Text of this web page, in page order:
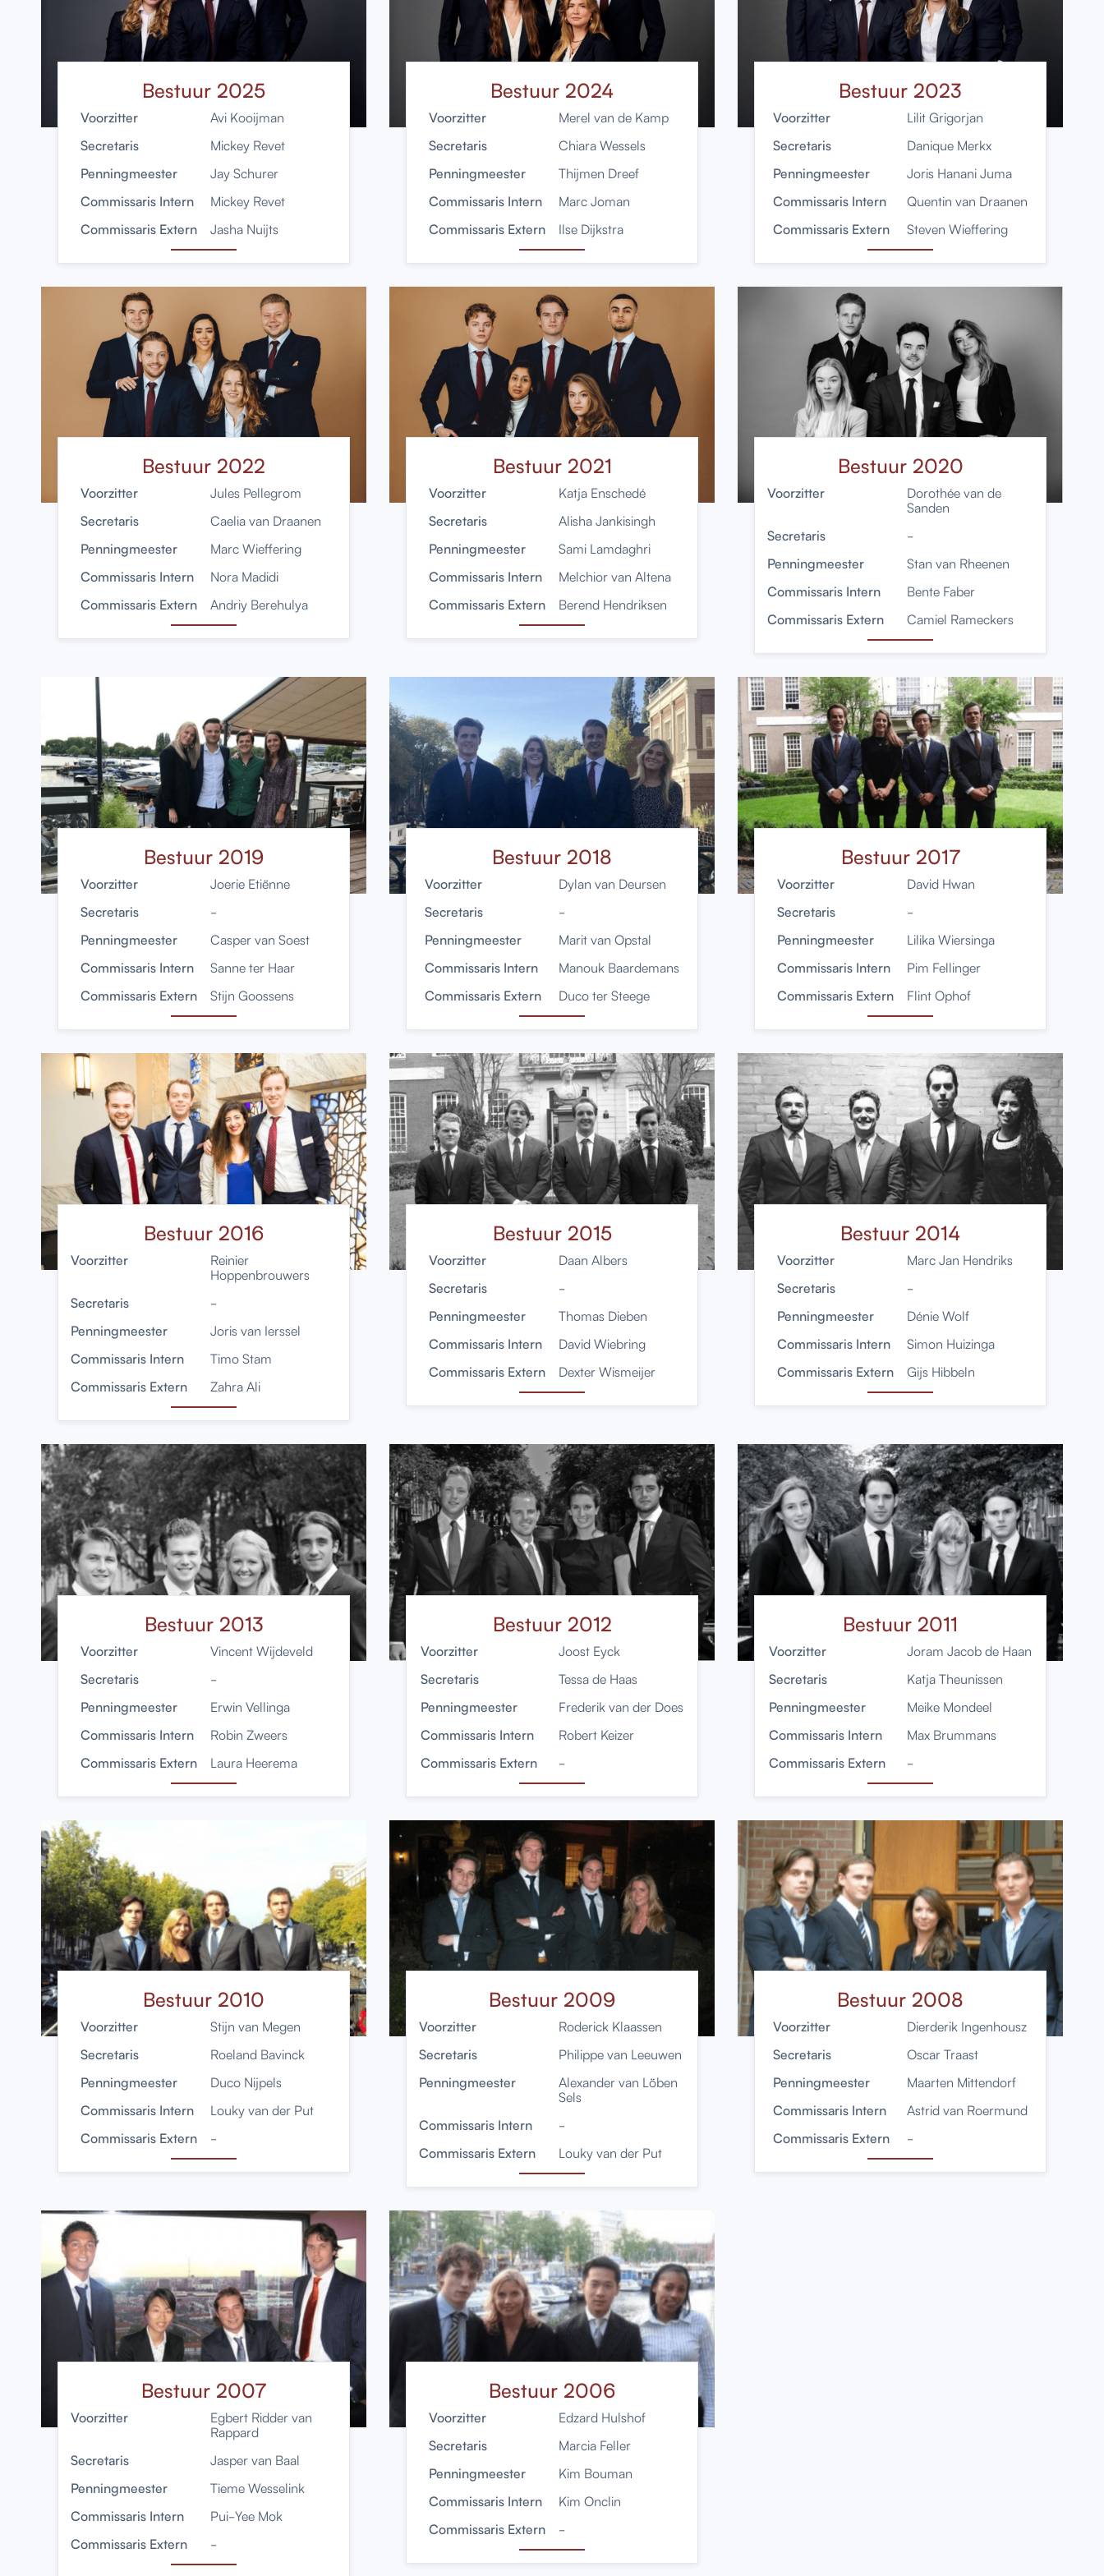
Bestuur 2025
Voorzitter
Avi Kooijman
Secretaris
Mickey Revet
Penningmeester
Jay Schurer
Commissaris Intern
Mickey Revet
Commissaris Extern
Jasha Nuijts
Bestuur 2024
Voorzitter
Merel van de Kamp
Secretaris
Chiara Wessels
Penningmeester
Thijmen Dreef
Commissaris Intern
Marc Joman
Commissaris Extern
Ilse Dijkstra
Bestuur 2023
Voorzitter
Lilit Grigorjan
Secretaris
Danique Merkx
Penningmeester
Joris Hanani Juma
Commissaris Intern
Quentin van Draanen
Commissaris Extern
Steven Wieffering
Bestuur 2022
Voorzitter
Jules Pellegrom
Secretaris
Caelia van Draanen
Penningmeester
Marc Wieffering
Commissaris Intern
Nora Madidi
Commissaris Extern
Andriy Berehulya
Bestuur 2021
Voorzitter
Katja Enschedé
Secretaris
Alisha Jankisingh
Penningmeester
Sami Lamdaghri
Commissaris Intern
Melchior van Altena
Commissaris Extern
Berend Hendriksen
Bestuur 2020
Voorzitter
Dorothée van de
Sanden
Secretaris
-
Penningmeester
Stan van Rheenen
Commissaris Intern
Bente Faber
Commissaris Extern
Camiel Rameckers
Bestuur 2019
Voorzitter
Joerie Etiënne
Secretaris
-
Penningmeester
Casper van Soest
Commissaris Intern
Sanne ter Haar
Commissaris Extern
Stijn Goossens
Bestuur 2018
Voorzitter
Dylan van Deursen
Secretaris
-
Penningmeester
Marit van Opstal
Commissaris Intern
Manouk Baardemans
Commissaris Extern
Duco ter Steege
Bestuur 2017
Voorzitter
David Hwan
Secretaris
-
Penningmeester
Lilika Wiersinga
Commissaris Intern
Pim Fellinger
Commissaris Extern
Flint Ophof
Bestuur 2016
Voorzitter
Reinier
Hoppenbrouwers
Secretaris
-
Penningmeester
Joris van Ierssel
Commissaris Intern
Timo Stam
Commissaris Extern
Zahra Ali
Bestuur 2015
Voorzitter
Daan Albers
Secretaris
-
Penningmeester
Thomas Dieben
Commissaris Intern
David Wiebring
Commissaris Extern
Dexter Wismeijer
Bestuur 2014
Voorzitter
Marc Jan Hendriks
Secretaris
-
Penningmeester
Dénie Wolf
Commissaris Intern
Simon Huizinga
Commissaris Extern
Gijs Hibbeln
Bestuur 2013
Voorzitter
Vincent Wijdeveld
Secretaris
-
Penningmeester
Erwin Vellinga
Commissaris Intern
Robin Zweers
Commissaris Extern
Laura Heerema
Bestuur 2012
Voorzitter
Joost Eyck
Secretaris
Tessa de Haas
Penningmeester
Frederik van der Does
Commissaris Intern
Robert Keizer
Commissaris Extern
-
Bestuur 2011
Voorzitter
Joram Jacob de Haan
Secretaris
Katja Theunissen
Penningmeester
Meike Mondeel
Commissaris Intern
Max Brummans
Commissaris Extern
-
Bestuur 2010
Voorzitter
Stijn van Megen
Secretaris
Roeland Bavinck
Penningmeester
Duco Nijpels
Commissaris Intern
Louky van der Put
Commissaris Extern
-
Bestuur 2009
Voorzitter
Roderick Klaassen
Secretaris
Philippe van Leeuwen
Penningmeester
Alexander van Löben
Sels
Commissaris Intern
-
Commissaris Extern
Louky van der Put
Bestuur 2008
Voorzitter
Dierderik Ingenhousz
Secretaris
Oscar Traast
Penningmeester
Maarten Mittendorf
Commissaris Intern
Astrid van Roermund
Commissaris Extern
-
Bestuur 2007
Voorzitter
Egbert Ridder van
Rappard
Secretaris
Jasper van Baal
Penningmeester
Tieme Wesselink
Commissaris Intern
Pui-Yee Mok
Commissaris Extern
-
Bestuur 2006
Voorzitter
Edzard Hulshof
Secretaris
Marcia Feller
Penningmeester
Kim Bouman
Commissaris Intern
Kim Onclin
Commissaris Extern
-